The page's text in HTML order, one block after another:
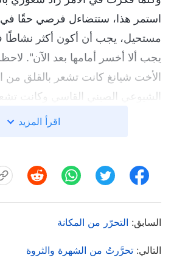
استمر هذا، ستتضاءل فرصي حقًا في
مستحيل، يجب أن أكون أكثر نشاطًا
يجب ألا أخسر أمامها بعد الآن".
الأخت شيانغ كانت تشعر بالقلق
الشيوعي الصيني القاسي وكانت تشعر
لواجباتها، لذلك سرعان ما وجدت بعض
يانغ قد وصلت قبلي إلى هناك
لديك في شركتك. أنا ببساطة لا
كل شيء". جلست بجوارهما عن غير
اقرأ المزيد
السابق: التحرّر من المكانة
التالي: تحرَّرتُ من الشهرة والثروة